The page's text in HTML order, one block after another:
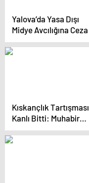
Yalova’da Yasa Dışı
Midye Avcılığına Ceza
Kıskançlık Tartışması
Kanlı Bitti: Muhabir
Semra Demirelli
Hayatını Kaybetti